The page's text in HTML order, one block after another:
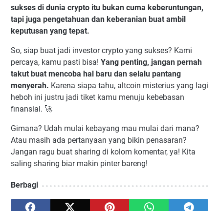
sukses di dunia crypto itu bukan cuma keberuntungan,
tapi juga pengetahuan dan keberanian buat ambil
keputusan yang tepat.
So, siap buat jadi investor crypto yang sukses? Kami
percaya, kamu pasti bisa! Yang penting, jangan pernah
takut buat mencoba hal baru dan selalu pantang
menyerah. Karena siapa tahu, altcoin misterius yang lagi
heboh ini justru jadi tiket kamu menuju kebebasan
finansial. 🚀
Gimana? Udah mulai kebayang mau mulai dari mana?
Atau masih ada pertanyaan yang bikin penasaran?
Jangan ragu buat sharing di kolom komentar, ya! Kita
saling sharing biar makin pinter bareng!
Berbagi